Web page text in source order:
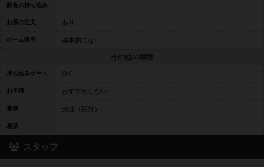
飲食の持ち込み
お酒の注文 あり
ゲーム販売 基本的にない
その他の環境
持ち込みゲーム OK
お子様 おすすめしない
禁煙 分煙（店外）
相席
スタッフ